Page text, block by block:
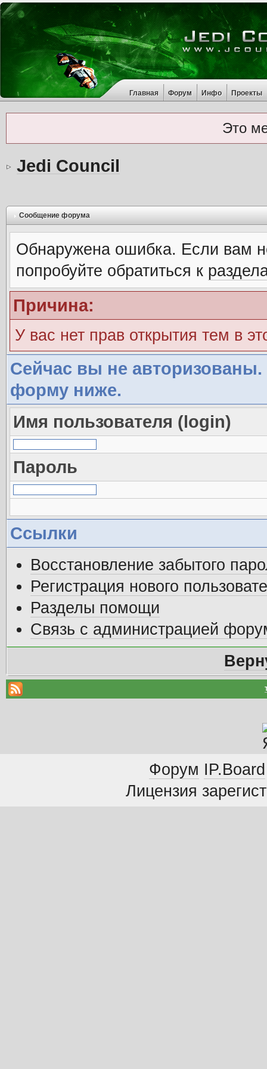
Главная Форум Инфо Проекты
Это
Jedi Council
Сообщение форума
Обнаружена ошибка. Если вам
попробуйте обратиться к
Причина:
У вас нет прав открытия тем в
Сейчас вы не авторизованы.
форму ниже.
Имя пользователя (login)
Пароль
Ссылки
Восстановление забытого
Регистрация нового
Разделы помощи
Связь с администрацией
Форум IP.Board
Лицензия